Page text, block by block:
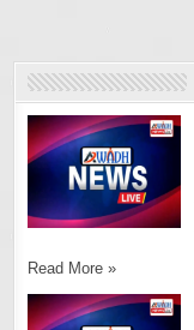
Read More »